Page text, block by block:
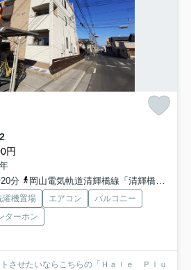
円
分
岡山電気軌道清輝橋線「清輝橋」駅 徒歩23分
濯機置場 エアコン
バルコニー
ターホン
させたいならこちらの「Ｈａｌｅ Ｐｌｕ